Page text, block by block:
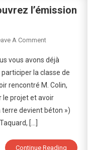
l’émission
A CommentOn
:
Découvrez
L’émission
Des
Élèves
vous avons déjà
la classe de
rencontré M. Colin,
le projet et avoir
devient béton »)
[…]
Continue Reading